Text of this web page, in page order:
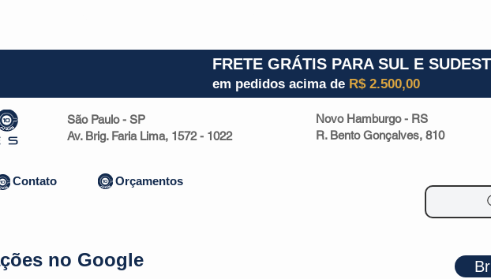
FRETE GRÁTIS PARA SUL E
em pedidos acima de R$ 2.500,00
São Paulo - SP
Av. Brig. Faria Lima, 1572 - 1022
Novo Hamburgo - RS
R. Bento Gonçalves, 810
Contato Orçamentos
no Google